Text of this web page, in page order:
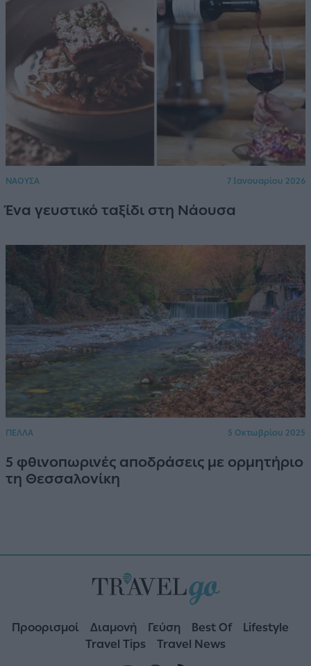
ΝΑΟΥΣΑ 7 Ιανουαρίου 2026
Ένα γευστικό ταξίδι στη Νάουσα
ΠΕΛΛΑ 5 Οκτωβρίου 2025
5 φθινοπωρινές αποδράσεις με ορμητήριο
τη Θεσσαλονίκη
Προορισμοί Διαμονή Γεύση Best Of
Lifestyle
Travel Tips
Travel News